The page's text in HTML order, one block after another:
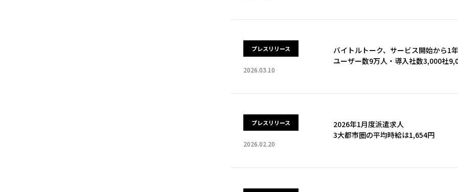
プレスリリース
2026.03.10
バイトルトーク、サービス開始から1
ユーザー数9万人・導入社数3,000社
プレスリリース
2026.02.20
2026年1月度派遣求人
3大都市圏の平均時給は1,654円